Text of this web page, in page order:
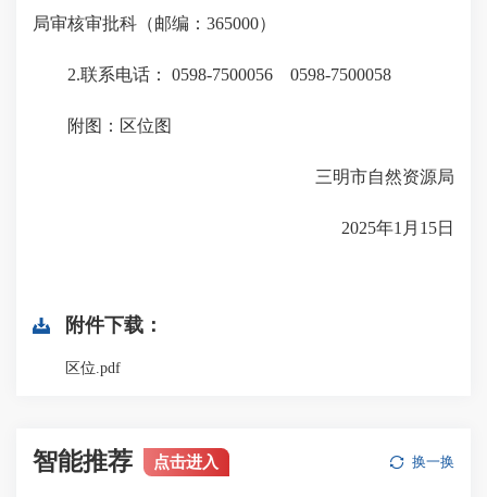
局审核审批科（邮编：365000）
2.联系电话： 0598-7500056 0598-7500058
附图：区位图
三明市自然资源局
2025年1月15日
附件下载：
区位.pdf
智能推荐 点击进入 换一换